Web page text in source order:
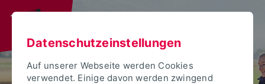
Datenschutzeinstellungen
Auf unserer Webseite werden Cookies
verwendet. Einige davon werden zwingend